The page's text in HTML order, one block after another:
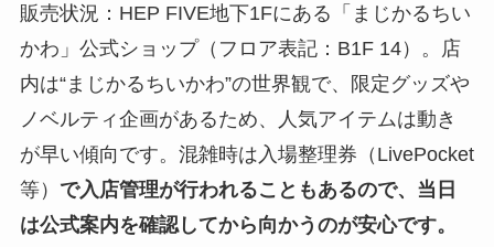
販売状況：HEP FIVE地下1Fにある「まじかるちい
かわ」公式ショップ（フロア表記：B1F 14）。店
内は“まじかるちいかわ”の世界観で、限定グッズや
ノベルティ企画があるため、人気アイテムは動き
が早い傾向です。混雑時は入場整理券（LivePocket
等） で入店管理が行われることもあるので、当日
は公式案内を確認してから向かうのが安心です。